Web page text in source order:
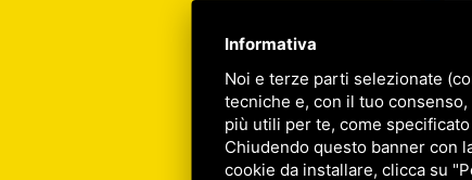
Informativa
Noi e terze parti selezionate
tecniche e, con il tuo
più utili per te, come
Chiudendo questo banner con
cookie da installare, clicca su